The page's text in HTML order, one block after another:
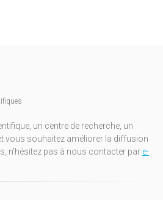
un centre de recherche, un
vous souhaitez améliorer la diffusion
n'hésitez pas à nous contacter par e-